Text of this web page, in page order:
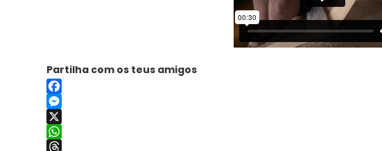
Partilha com os teus amigos
Facebook
Messenger
X
WhatsApp